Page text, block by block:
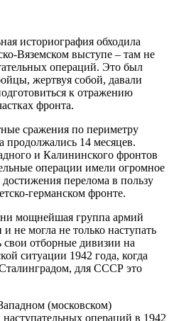
историография обходила
Вяземском выступе – там не
операций. Это был
жертвуя собой, давали
к отражению
фронта.
сражения по периметру
продолжались 14 месяцев.
и Калининского фронтов
операции имели огромное
достижения перелома в пользу
германском фронте.
мощнейшая группа армий
не могла не только наступать
свои отборные дивизии на
ситуации 1942 года, когда
для СССР это
(московском)
операций в 1942